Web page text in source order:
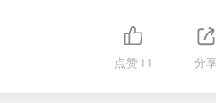
点赞11 分